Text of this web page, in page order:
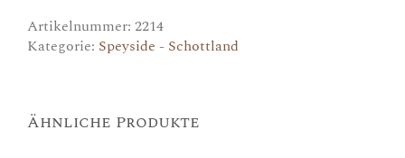
Artikelnummer: 2214
Kategorie: Speyside - Schottland
Ähnliche Produkte